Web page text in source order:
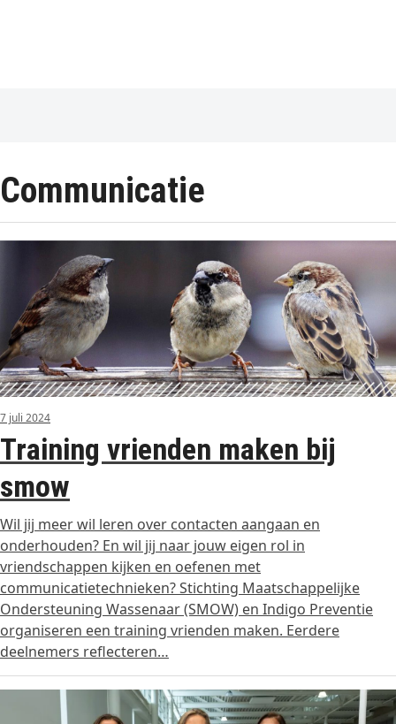
Communicatie
7 juli 2024
Training vrienden maken bij
smow
Wil jij meer wil leren over contacten aangaan en
onderhouden? En wil jij naar jouw eigen rol in
vriendschappen kijken en oefenen met
communicatietechnieken? Stichting Maatschappelijke
Ondersteuning Wassenaar (SMOW) en Indigo Preventie
organiseren een training vrienden maken. Eerdere
deelnemers reflecteren…